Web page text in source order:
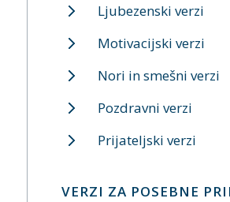
Ljubezenski verzi
Motivacijski verzi
Nori in smešni verzi
Pozdravni verzi
Prijateljski verzi
VERZI ZA POSEBNE